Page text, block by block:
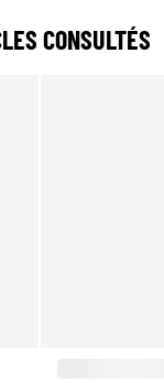
CONSULTÉS